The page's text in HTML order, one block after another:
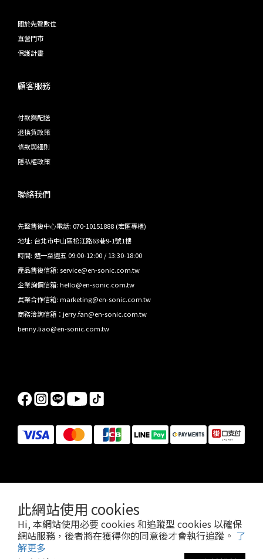
此網站使用 cookies
Hi, 本網站使用必要 cookies 和追蹤型 cookies 以確保
網站服務，後者將在獲得你的同意後才會執行追蹤。 了
解更多
關於先聲數位
直營門市
保護計畫
顧客服務
付款與配送
退換貨政策
條款與細則
隱私權政策
聯絡我們
先聲售後中心電話: 070-10151888 (宏匯專櫃)
地址: 台北市中山區松江路63巷9-1號1樓
時間: 週一至週五 09:00-12:00 / 13:30-18:00
產品售後信箱: service@en-sonic.com.tw
企業詢價信箱: hello@en-sonic.com.tw
異業合作信箱: marketing@en-sonic.com.tw
商務洽詢信箱：jerry.fan@en-sonic.com.tw
benny.liao@en-sonic.com.tw
Jabra/Kensington/PowerA/Ergotron/HAVIT 2026 總代理，先聲數位服務有限公司版權所有 © 2026 EN-
SONIC Limited.